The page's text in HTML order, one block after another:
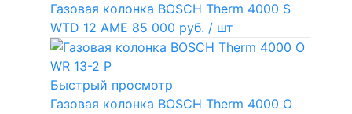
Газовая колонка BOSCH Therm 4000 S
WTD 12 AME 85 000 руб. / шт
Быстрый просмотр
Газовая колонка BOSCH Therm 4000 O